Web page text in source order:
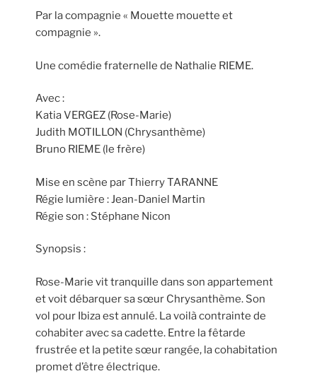
Par la compagnie « Mouette mouette et
compagnie ».
Une comédie fraternelle de Nathalie RIEME.
Avec :
Katia VERGEZ (Rose-Marie)
Judith MOTILLON (Chrysanthème)
Bruno RIEME (le frère)
Mise en scène par Thierry TARANNE
Régie lumière : Jean-Daniel Martin
Régie son : Stéphane Nicon
Synopsis :
Rose-Marie vit tranquille dans son appartement
et voit débarquer sa sœur Chrysanthème. Son
vol pour Ibiza est annulé. La voilà contrainte de
cohabiter avec sa cadette. Entre la fêtarde
frustrée et la petite sœur rangée, la cohabitation
promet d’être électrique.